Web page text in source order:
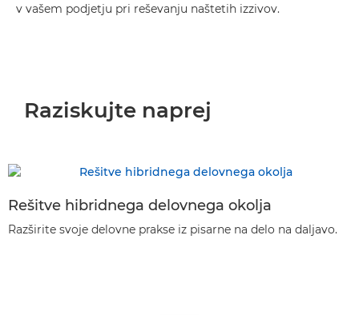
v vašem podjetju pri reševanju naštetih izzivov.
Raziskujte naprej
Rešitve hibridnega delovnega okolja
Razširite svoje delovne prakse iz pisarne na delo na daljavo.